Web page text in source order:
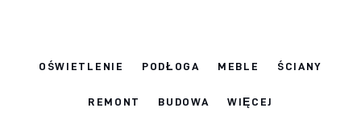
OŚWIETLENIE PODŁOGA MEBLE ŚCIANY
REMONT BUDOWA WIĘCEJ